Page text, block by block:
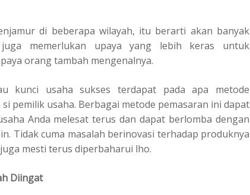
di beberapa wilayah, itu berarti akan banyak
memerlukan upaya yang lebih keras untuk
orang tambah mengenalnya.
kunci usaha sukses terdapat pada apa metode
pemilik usaha. Berbagai metode pemasaran ini dapat
Anda melesat terus dan dapat berlomba dengan
Tidak cuma masalah berinovasi terhadap produknya
mesti terus diperbaharui lho.
Diingat